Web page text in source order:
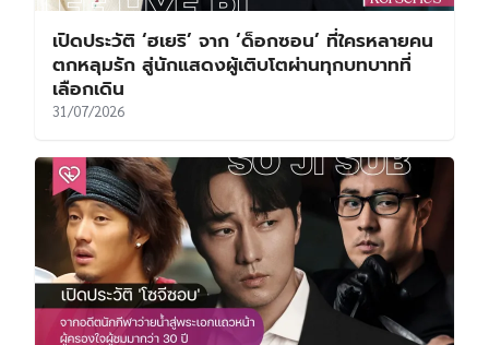
เปิดประวัติ ‘ฮเยริ’ จาก ‘ด็อกซอน’ ที่ใครหลายคน
ตกหลุมรัก สู่นักแสดงผู้เติบโตผ่านทุกบทบาทที่
เลือกเดิน
31/07/2026